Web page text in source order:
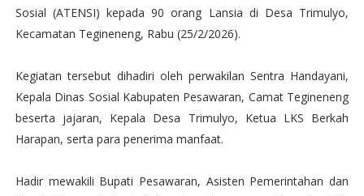
Sosial (ATENSI) kepada 90 orang Lansia di Desa Trimulyo,
Kecamatan Tegineneng, Rabu (25/2/2026).
Kegiatan tersebut dihadiri oleh perwakilan Sentra Handayani,
Kepala Dinas Sosial Kabupaten Pesawaran, Camat Tegineneng
beserta jajaran, Kepala Desa Trimulyo, Ketua LKS Berkah
Harapan, serta para penerima manfaat.
Hadir mewakili Bupati Pesawaran, Asisten Pemerintahan dan